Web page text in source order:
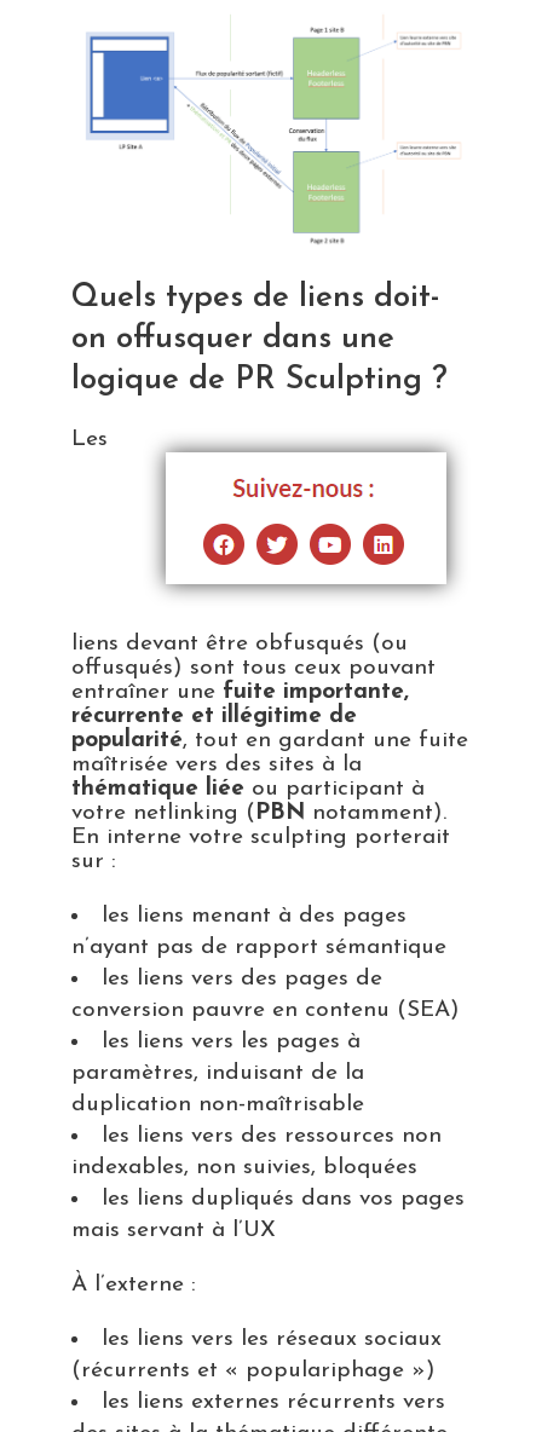
Quels types de liens doit-
on offusquer dans une
logique de PR Sculpting ?
Les
liens devant être obfusqués (ou
offusqués) sont tous ceux pouvant
entraîner une fuite importante,
récurrente et illégitime de
popularité, tout en gardant une fuite
maîtrisée vers des sites à la
thématique liée ou participant à
votre netlinking ( PBN notamment).
En interne votre sculpting porterait
sur :
les liens menant à des pages
n’ayant pas de rapport sémantique
les liens vers des pages de
conversion pauvre en contenu (SEA)
les liens vers les pages à
paramètres, induisant de la
duplication non-maîtrisable
les liens vers des ressources non
indexables, non suivies, bloquées
les liens dupliqués dans vos pages
mais servant à l’UX
À l’externe :
les liens vers les réseaux sociaux
(récurrents et « populariphage »)
les liens externes récurrents vers